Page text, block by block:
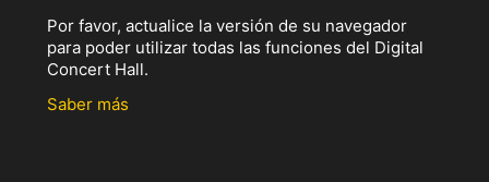
Por favor, actualice la versión de su navegador
para poder utilizar todas las funciones del Digital
Concert Hall.
Saber más